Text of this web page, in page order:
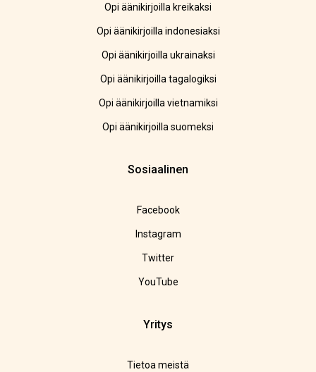
Opi äänikirjoilla kreikaksi
Opi äänikirjoilla indonesiaksi
Opi äänikirjoilla ukrainaksi
Opi äänikirjoilla tagalogiksi
Opi äänikirjoilla vietnamiksi
Opi äänikirjoilla suomeksi
Sosiaalinen
Facebook
Instagram
Twitter
YouTube
Yritys
Tietoa meistä